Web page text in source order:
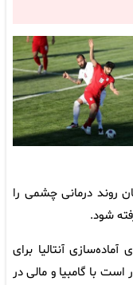
روند درمانی چشمی را
شود.
آنتالیا برای
می‌برد و قرار است با گامبیا و مالی در